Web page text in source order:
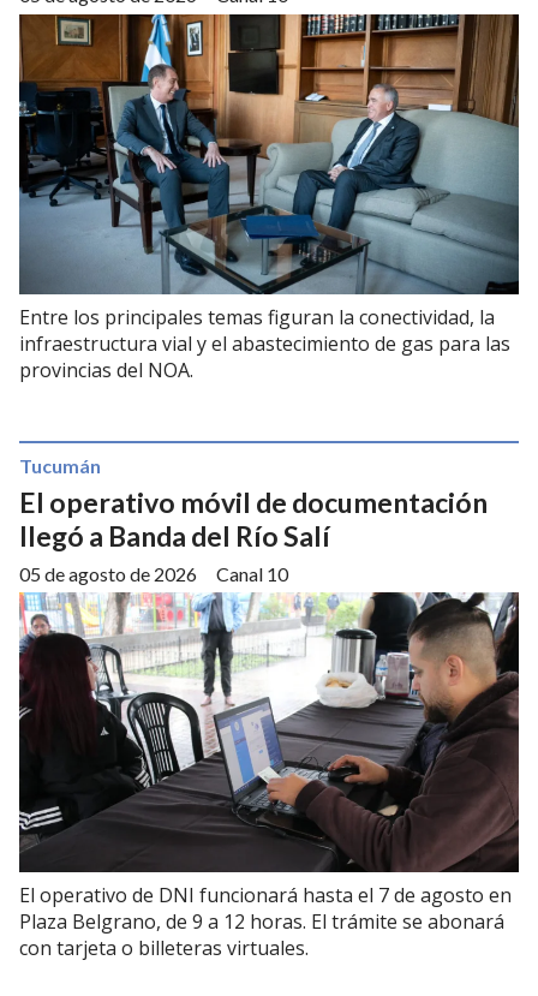
Entre los principales temas figuran la conectividad, la
infraestructura vial y el abastecimiento de gas para las
provincias del NOA.
El operativo móvil de documentación
llegó a Banda del Río Salí
Canal 10
Tucumán
05 de agosto de 2026
El operativo de DNI funcionará hasta el 7 de agosto en
Plaza Belgrano, de 9 a 12 horas. El trámite se abonará
con tarjeta o billeteras virtuales.